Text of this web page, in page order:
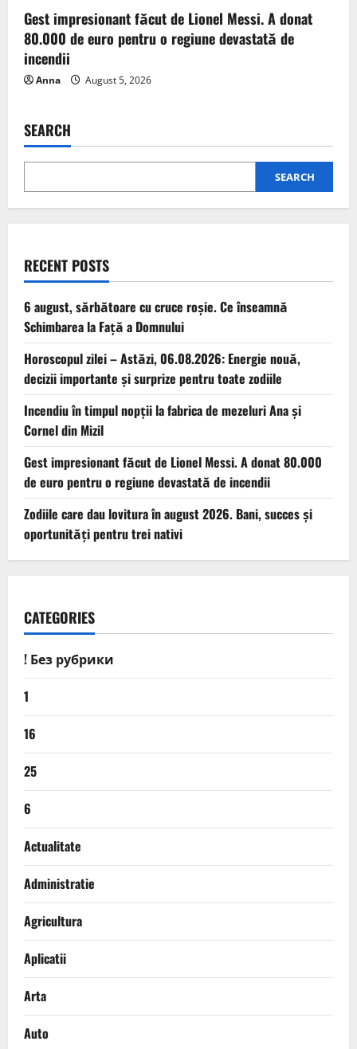
Gest impresionant făcut de Lionel Messi. A donat
80.000 de euro pentru o regiune devastată de
incendii
Anna August 5, 2026
SEARCH
SEARCH
RECENT POSTS
6 august, sărbătoare cu cruce roșie. Ce înseamnă
Schimbarea la Față a Domnului
Horoscopul zilei – Astăzi, 06.08.2026: Energie nouă,
decizii importante și surprize pentru toate zodiile
Incendiu în timpul nopții la fabrica de mezeluri Ana și
Cornel din Mizil
Gest impresionant făcut de Lionel Messi. A donat 80.000
de euro pentru o regiune devastată de incendii
Zodiile care dau lovitura în august 2026. Bani, succes și
oportunități pentru trei nativi
CATEGORIES
! Без рубрики
1
16
25
6
Actualitate
Administratie
Agricultura
Aplicatii
Arta
Auto